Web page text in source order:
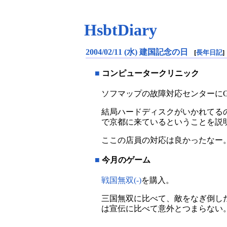
HsbtDiary
2004/02/11 (水) 建国記念の日 [長年日記]
■ コンピュータークリニック
ソフマップの故障対応センターに
結局ハードディスクがいかれて
で京都に来ているということを
ここの店員の対応は良かったなー
■ 今月のゲーム
戦国無双(-)を購入。
三国無双に比べて、敵をなぎ倒
は宣伝に比べて意外とつまらない